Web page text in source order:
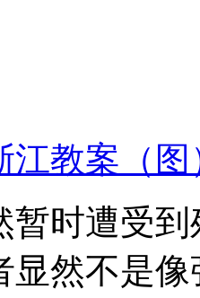
江教案（图
暂时遭受
显然不是